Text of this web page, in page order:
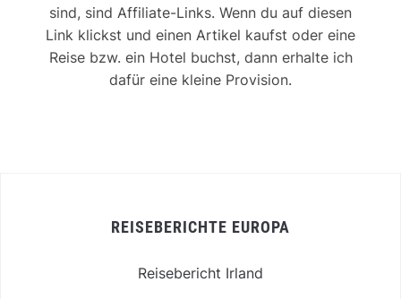
sind, sind Affiliate-Links. Wenn du auf diesen
Link klickst und einen Artikel kaufst oder eine
Reise bzw. ein Hotel buchst, dann erhalte ich
dafür eine kleine Provision.
REISEBERICHTE EUROPA
Reisebericht Irland